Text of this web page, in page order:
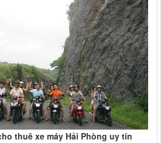
thuê xe máy Hải Phòng uy tín